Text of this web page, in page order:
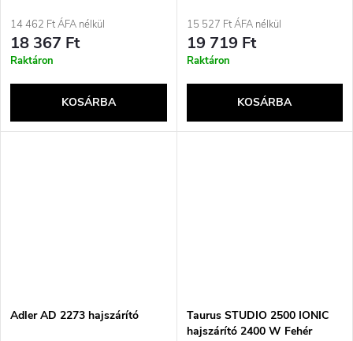
14 462 Ft ÁFA nélkül
18 367 Ft
Raktáron
KOSÁRBA
15 527 Ft ÁFA nélkül
19 719 Ft
Raktáron
KOSÁRBA
Adler AD 2273 hajszárító
Taurus STUDIO 2500 IONIC
hajszárító 2400 W Fehér